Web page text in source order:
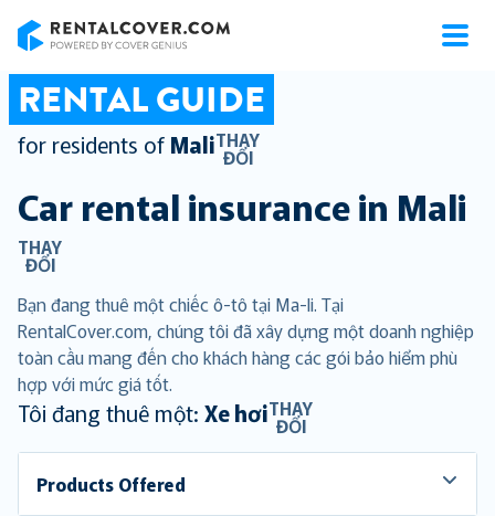
RENTAL GUIDE
for residents of MaliTHAY
ĐỔI
Car rental insurance in Mali
THAY
ĐỔI
Bạn đang thuê một chiếc ô-tô tại Ma-li. Tại
RentalCover.com, chúng tôi đã xây dựng một doanh nghiệp
toàn cầu mang đến cho khách hàng các gói bảo hiểm phù
hợp với mức giá tốt.
Tôi đang thuê một: Xe hơiTHAY
ĐỔI
Products Offered